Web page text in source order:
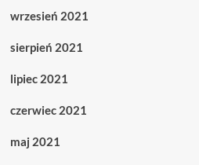
wrzesień 2021
sierpień 2021
lipiec 2021
czerwiec 2021
maj 2021